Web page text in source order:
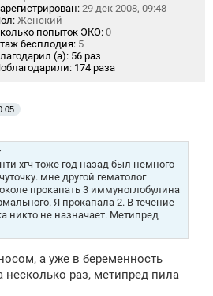
29 дек 2008, 09:48
Женский
попыток ЭКО: 0
бесплодия: 5
(а): 56 раз
174 раза
хгч тоже год назад был немного
мне другой гематолог
прокапать 3 иммуноглобулина
Я прокапала 2. В течение
никто не назначает. Метипред
а уже в беременность
раз, метипред пила